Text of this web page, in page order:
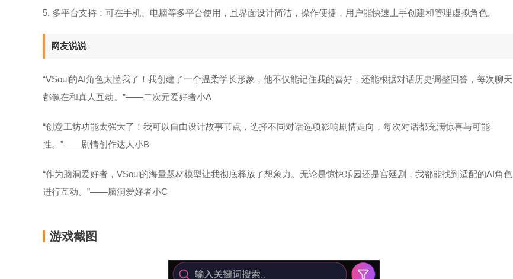
5. 多平台支持：可在手机、电脑等多平台使用，且界面设计简洁，操作便捷，用户能快速上手创建和管理虚拟角色。
网友说说
“VSoul的AI角色太懂我了！我创建了一个温柔学长形象，他不仅能记住我的喜好，还能根据对话历史调整回答，每次聊天
都像在和真人互动。”——二次元爱好者小A
“创意工坊功能太强大了！我可以自由设计故事节点，选择不同对话选项影响剧情走向，每次对话都充满惊喜与可能
性。”——剧情创作达人小B
“作为脑洞爱好者，VSoul的海量题材模型让我彻底释放了想象力。无论是惊悚乐园还是宫廷剧，我都能找到适配的AI角色
进行互动。”——脑洞爱好者小C
游戏截图